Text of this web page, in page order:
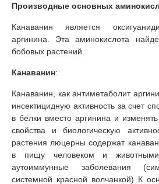
Производные основных
Канаванин является
аргинина. Эта аминокислота
бобовых растений.
Канаванин:
Канаванин, как антиметаболит
инсектицидную активность за счет
в белки вместо аргинина и
свойства и биологическую
растения люцерны содержат
в пищу человеком и
аутоиммунные заболевания
системной красной волчанкой) К